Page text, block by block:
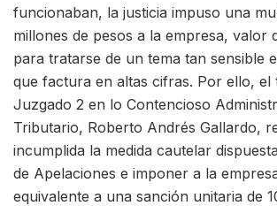
funcionaban, la justicia impuso una
millones de pesos a la empresa, valor
para tratarse de un tema tan sensible
que factura en altas cifras. Por ello, el
Juzgado 2 en lo Contencioso
Tributario, Roberto Andrés Gallardo,
incumplida la medida cautelar
de Apelaciones e imponer a la
equivalente a una sanción unitaria de